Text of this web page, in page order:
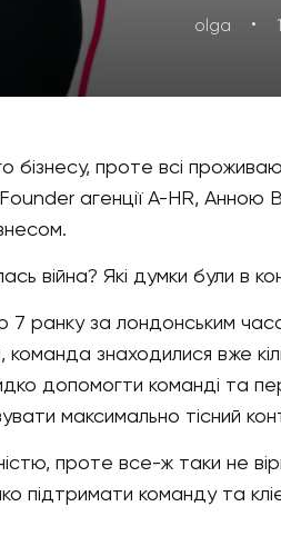
olga ·
бізнесу, проте всі
агенції A-HR, Анною
війна? Які думки були в
7 ранку за лондонським
команда знаходилися вже
допомогти команді та
максимально тісний
проте все-ж таки не
підтримати команду та